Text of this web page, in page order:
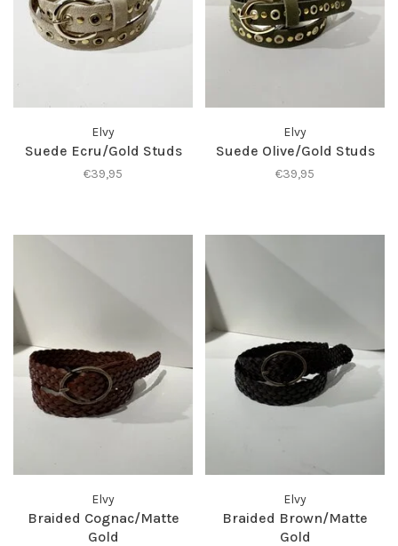
Elvy
Suede Ecru/Gold Studs
€39,95
Elvy
Suede Olive/Gold Studs
€39,95
Elvy
Braided Cognac/Matte
Gold
Elvy
Braided Brown/Matte
Gold